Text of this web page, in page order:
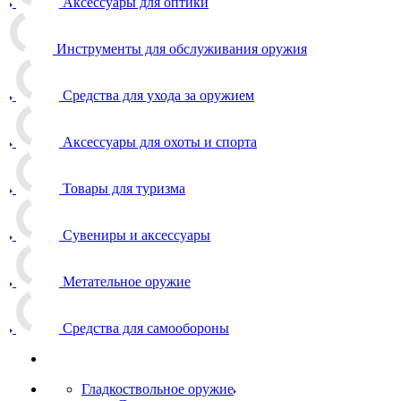
Инструменты для обслуживания оружия
Средства для ухода за оружием
Аксессуары для охоты и спорта
Товары для туризма
Сувениры и аксессуары
Метательное оружие
Средства для самообороны
Гладкоствольное оружие